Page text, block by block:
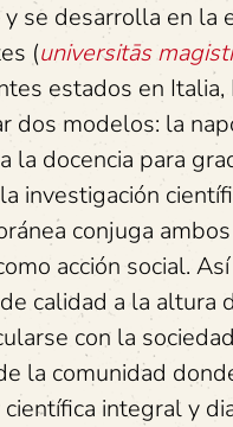
se desarrolla en la
(universitās
estados en Italia,
dos modelos: la
la docencia para
investigación
conjuga
acción social.
calidad a la altura
con la
la comunidad
integral y